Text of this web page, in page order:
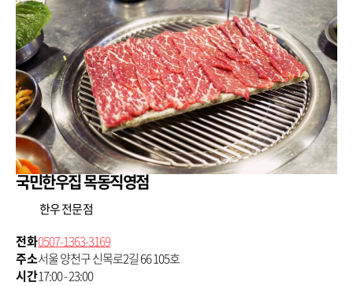
국민한우집 목동직영점
한우 전문점
전화0507-1363-3169
주소서울 양천구 신목로2길 66 105호
시간17:00 - 23:00